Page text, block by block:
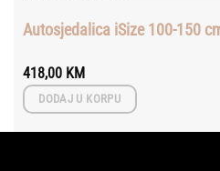
Autosjedalica iSize 100-150
418,00 KM
DODAJ U KORPU